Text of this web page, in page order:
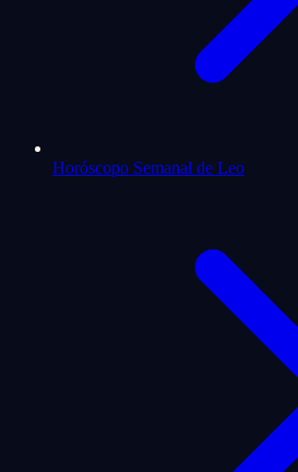
Horóscopo Semanal de Leo